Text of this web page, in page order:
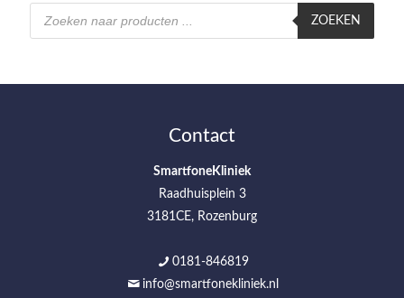
Producten
zoeken
ZOEKEN
Contact
SmartfoneKliniek
Raadhuisplein 3
3181CE, Rozenburg
0181-846819
info@smartfonekliniek.nl